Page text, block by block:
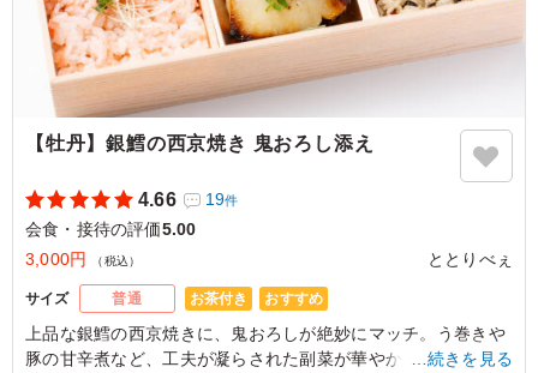
【牡丹】銀鱈の西京焼き 鬼おろし添え
4.66 19件
会食・接待の評価5.00
3,000円
（税込） ととりべぇ
サイズ 普通 お茶付き おすすめ
上品な銀鱈の西京焼きに、鬼おろしが絶妙にマッチ。う巻きや
豚の甘辛煮など、工夫が凝らされた副菜が華やかさを演出し、
…続きを見る